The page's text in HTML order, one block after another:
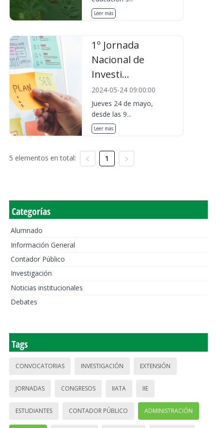
Leer más
1º Jornada
Nacional de
Investi...
2024-05-24 09:00:00
Jueves 24 de mayo,
desde las 9...
Leer más
5 elementos en total: 1
Categorías
Alumnado
Información General
Contador Público
Investigación
Noticias institucionales
Debates
Tags
CONVOCATORIAS INVESTIGACIÓN EXTENSIÓN
JORNADAS CONGRESOS IIATA IIE
ESTUDIANTES CONTADOR PÚBLICO ADMINISTRACIÓN